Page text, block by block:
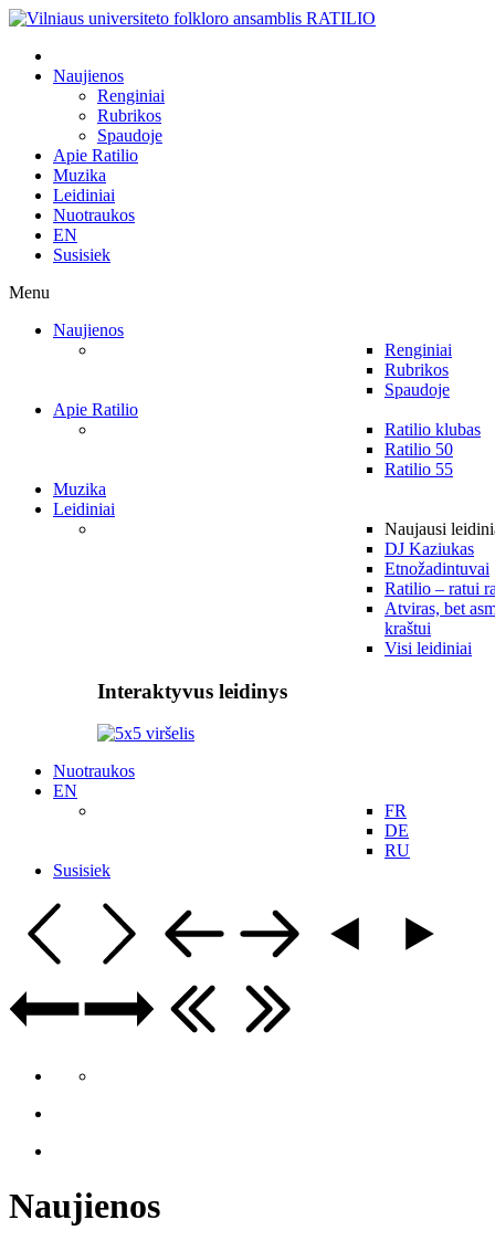
Naujienos
Renginiai
Rubrikos
Spaudoje
Apie Ratilio
Muzika
Leidiniai
Nuotraukos
EN
Susisiek
Menu
Naujienos
Renginiai
Rubrikos
Spaudoje
Apie Ratilio
Ratilio klubas
Ratilio 50
Ratilio 55
Muzika
Leidiniai
Naujausi
DJ Kaziukas
Etnožadintuvai
Ratilio – ratui
Atviras, bet
kraštui
Visi leidiniai
Interaktyvus leidinys
Nuotraukos
EN
FR
DE
RU
Susisiek
Naujienos